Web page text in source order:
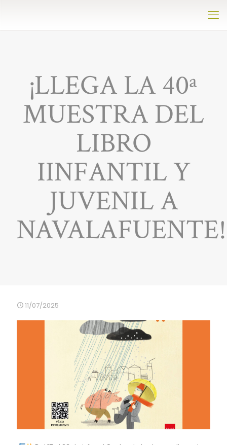
¡LLEGA LA 40ª
MUESTRA DEL
LIBRO
IINFANTIL Y
JUVENIL A
NAVALAFUENTE!
11/07/2025